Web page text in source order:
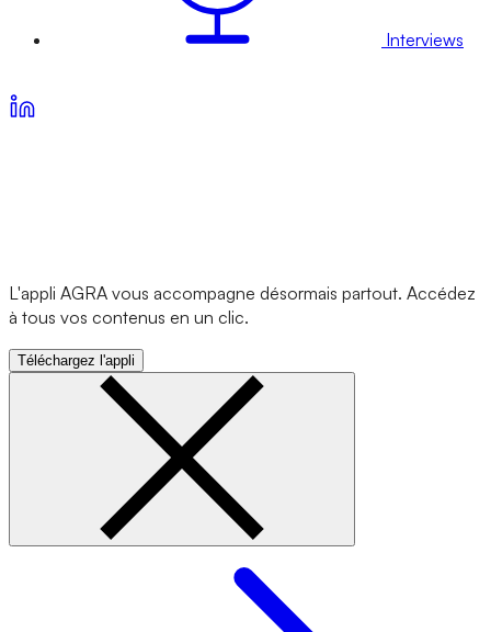
Interviews
L'appli AGRA vous accompagne désormais partout. Accédez
à tous vos contenus en un clic.
Téléchargez l'appli